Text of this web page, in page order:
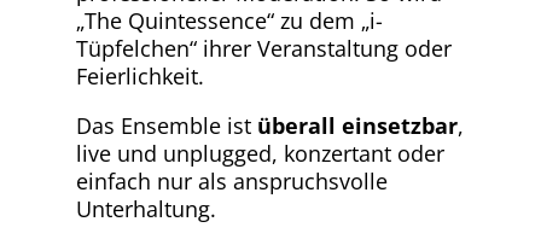
„The Quintessence“ zu dem „i-
Tüpfelchen“ ihrer Veranstaltung oder
Feierlichkeit.
Das Ensemble ist überall einsetzbar,
live und unplugged, konzertant oder
einfach nur als anspruchsvolle
Unterhaltung.